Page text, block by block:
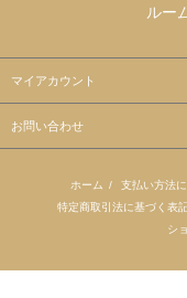
ルー
マイアカウント
お問い合わせ
ホーム / 支払い方法
特定商取引法に基づく表記
シ